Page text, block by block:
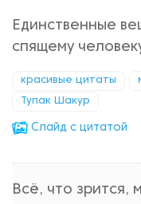
Единственные
спящему
красивые цитаты
Тупак Шакур
Cлайд с цитатой
Всё, что зрится,